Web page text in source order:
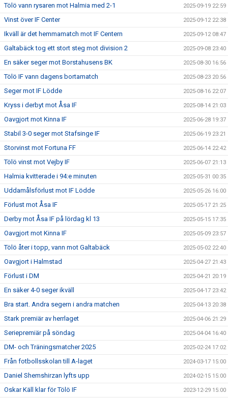
Tölö vann rysaren mot Halmia med 2-1 2025-09-19 22:59
Vinst över IF Center 2025-09-12 22:38
Ikväll är det hemmamatch mot IF Centern 2025-09-12 08:47
Galtabäck tog ett stort steg mot division 2 2025-09-08 23:40
En säker seger mot Borstahusens BK 2025-08-30 16:56
Tölö IF vann dagens bortamatch 2025-08-23 20:56
Seger mot IF Lödde 2025-08-16 22:07
Kryss i derbyt mot Åsa IF 2025-08-14 21:03
Oavgjort mot Kinna IF 2025-06-28 19:37
Stabil 3-0 seger mot Stafsinge IF 2025-06-19 23:21
Storvinst mot Fortuna FF 2025-06-14 22:42
Tölö vinst mot Vejby IF 2025-06-07 21:13
Halmia kvitterade i 94:e minuten 2025-05-31 00:35
Uddamålsförlust mot IF Lödde 2025-05-26 16:00
Förlust mot Åsa IF 2025-05-17 21:25
Derby mot Åsa IF på lördag kl 13 2025-05-15 17:35
Oavgjort mot Kinna IF 2025-05-09 23:57
Tölö åter i topp, vann mot Galtabäck 2025-05-02 22:40
Oavgjort i Halmstad 2025-04-27 21:43
Förlust i DM 2025-04-21 20:19
En säker 4-0 seger ikväll 2025-04-17 23:42
Bra start. Andra segern i andra matchen 2025-04-13 20:38
Stark premiär av herrlaget 2025-04-06 21:29
Seriepremiär på söndag 2025-04-04 16:40
DM- och Träningsmatcher 2025 2025-02-24 17:02
Från fotbollsskolan till A-laget 2024-03-17 15:00
Daniel Shemshirzan lyfts upp 2024-02-15 15:00
Oskar Käll klar för Tölö IF 2023-12-29 15:00